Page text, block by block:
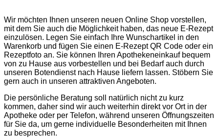
Wir möchten Ihnen unseren neuen Online Shop vorstellen,
mit dem Sie auch die Möglichkeit haben, das neue E-Rezept
einzulösen. Legen Sie einfach Ihre Wunschartikel in den
Warenkorb und fügen Sie einen E-Rezept QR Code oder ein
Rezeptfoto an. Sie können Ihren Apothekeneinkauf bequem
von zu Hause aus vorbestellen und bei Bedarf auch durch
unseren Botendienst nach Hause liefern lassen. Stöbern Sie
gern auch in unseren attraktiven Angeboten.
Die persönliche Beratung soll natürlich nicht zu kurz
kommen, daher sind wir auch weiterhin direkt vor Ort in der
Apotheke oder per Telefon, während unseren Öffnungszeiten
für Sie da, um gerne individuelle Besonderheiten mit Ihnen
zu besprechen.